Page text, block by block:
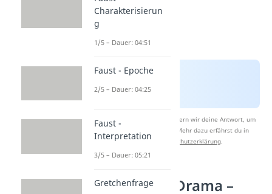
Nach Beantwortung speichern wir deine Antwort, um
Studyflix zu verbessern. Mehr dazu erfährst du in
unserer
Datenschutzerklärung.
Bezug zum Drama –
Charakterisierun
g
1/5 – Dauer: 04:51
Faust - Epoche
2/5 – Dauer: 04:25
Faust -
Interpretation
3/5 – Dauer: 05:21
Gretchenfrage